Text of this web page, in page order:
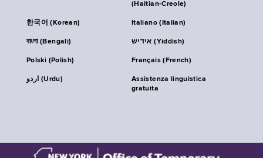
(Haitian-Creole)
한국어 (Korean) Italiano (Italian)
বাংলা (Bengali) אידיש (Yiddish)
Polski (Polish) Français (French)
اردو (Urdu)
Assistenza linguistica
gratuita